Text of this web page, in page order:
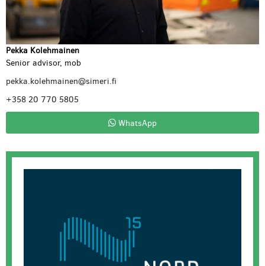
Pekka Kolehmainen
Senior advisor, mob
pekka.kolehmainen@simeri.fi
+358 20 770 5805
WhatsApp